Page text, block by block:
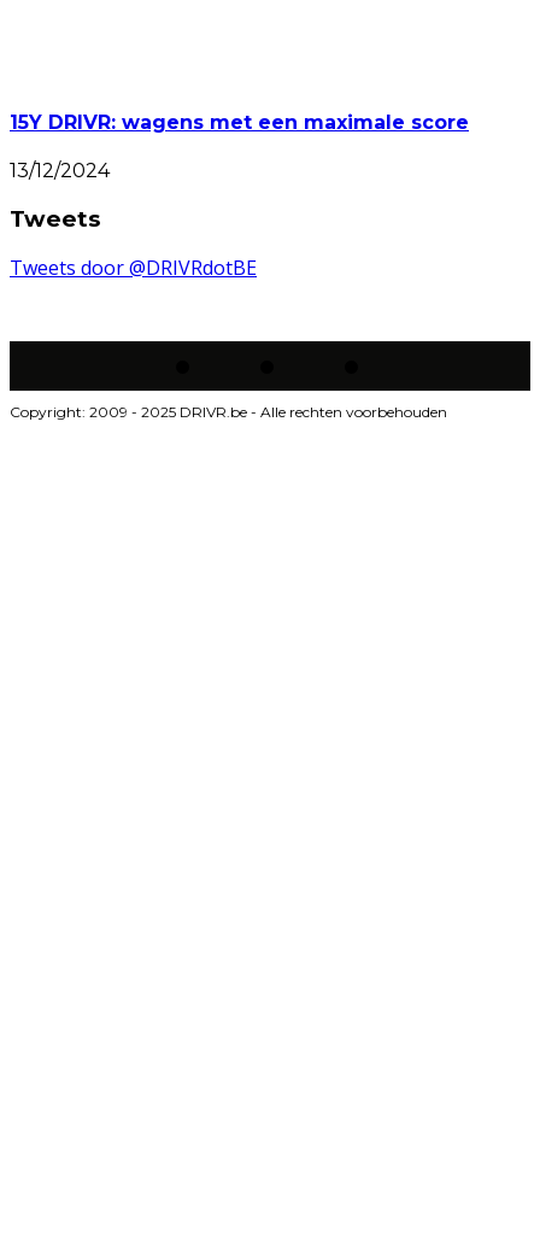
15Y DRIVR: wagens met een maximale score
13/12/2024
Tweets
Tweets door @DRIVRdotBE
Copyright: 2009 - 2025 DRIVR.be - Alle rechten voorbehouden